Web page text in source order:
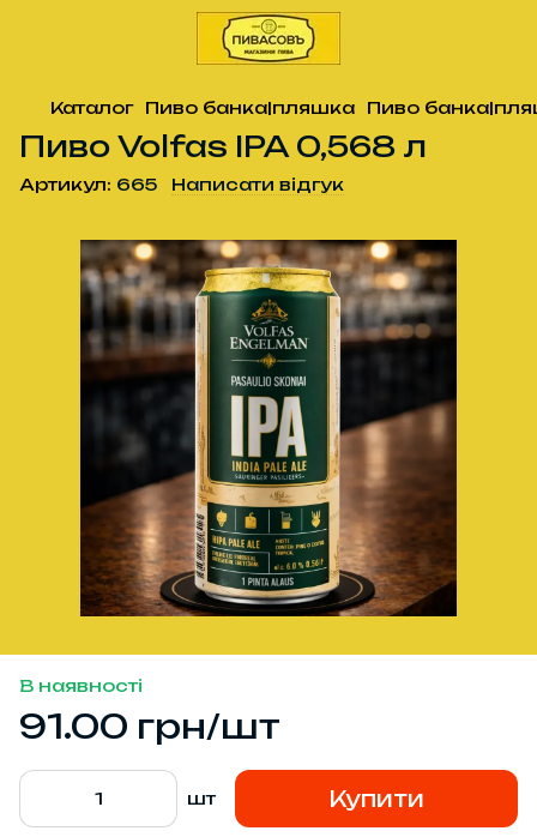
Каталог Пиво банка|пляшка Пиво
Пиво Volfas IPA 0,568 л
Артикул: 665 Написати відгук
В наявності
91.00 грн/шт
шт Купити